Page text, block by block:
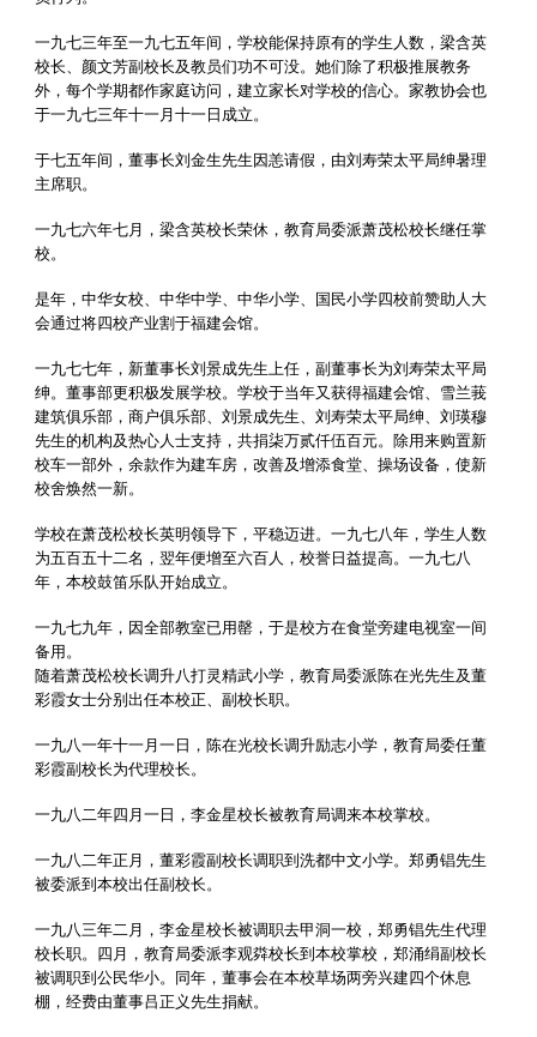
一九七三年至一九七五年间，学校能保持原有的学生人数，梁含英
校长、颜文芳副校长及教员们功不可没。她们除了积极推展教务
外，每个学期都作家庭访问，建立家长对学校的信心。家教协会也
于一九七三年十一月十一日成立。
于七五年间，董事长刘金生先生因恙请假，由刘寿荣太平局绅暑理
主席职。
一九七六年七月，梁含英校长荣休，教育局委派萧茂松校长继任掌
校。
是年，中华女校、中华中学、中华小学、国民小学四校前赞助人大
会通过将四校产业割于福建会馆。
一九七七年，新董事长刘景成先生上任，副董事长为刘寿荣太平局
绅。董事部更积极发展学校。学校于当年又获得福建会馆、雪兰莪
建筑俱乐部，商户俱乐部、刘景成先生、刘寿荣太平局绅、刘瑛穆
先生的机构及热心人士支持，共捐柒万贰仟伍百元。除用来购置新
校车一部外，余款作为建车房，改善及增添食堂、操场设备，使新
校舍焕然一新。
学校在萧茂松校长英明领导下，平稳迈进。一九七八年，学生人数
为五百五十二名，翌年便增至六百人，校誉日益提高。一九七八
年，本校鼓笛乐队开始成立。
一九七九年，因全部教室已用罄，于是校方在食堂旁建电视室一间
备用。
随着萧茂松校长调升八打灵精武小学，教育局委派陈在光先生及董
彩霞女士分别出任本校正、副校长职。
一九八一年十一月一日，陈在光校长调升励志小学，教育局委任董
彩霞副校长为代理校长。
一九八二年四月一日，李金星校长被教育局调来本校掌校。
一九八二年正月，董彩霞副校长调职到洗都中文小学。郑勇锠先生
被委派到本校出任副校长。
一九八三年二月，李金星校长被调职去甲洞一校，郑勇锠先生代理
校长职。四月，教育局委派李观粦校长到本校掌校，郑涌绢副校长
被调职到公民华小。同年，董事会在本校草场两旁兴建四个休息
棚，经费由董事吕正义先生捐献。